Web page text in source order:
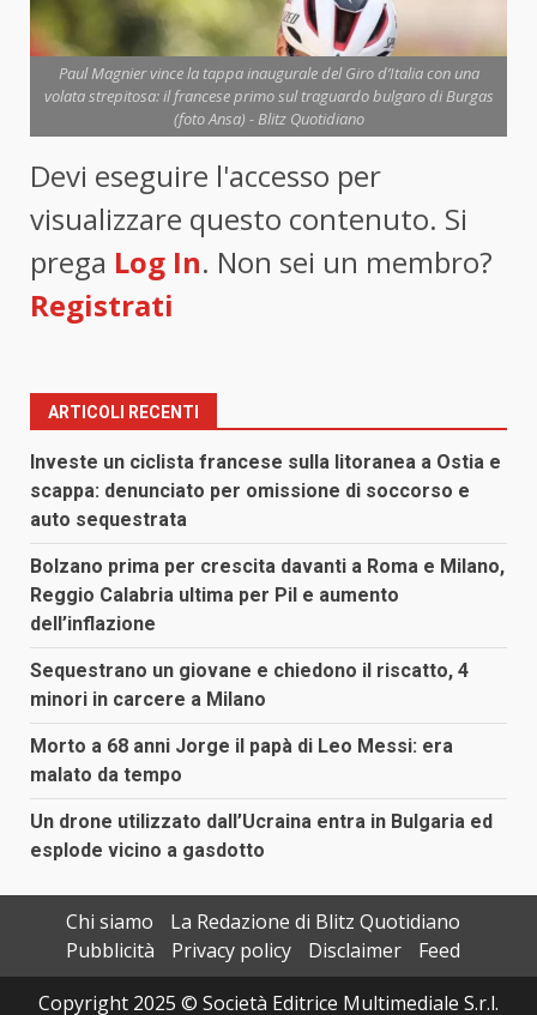
Paul Magnier vince la tappa inaugurale del Giro d’Italia con una
volata strepitosa: il francese primo sul traguardo bulgaro di Burgas
(foto Ansa) - Blitz Quotidiano
Devi eseguire l'accesso per
visualizzare questo contenuto. Si
prega Log In. Non sei un membro?
Registrati
ARTICOLI RECENTI
Investe un ciclista francese sulla litoranea a Ostia e
scappa: denunciato per omissione di soccorso e
auto sequestrata
Bolzano prima per crescita davanti a Roma e Milano,
Reggio Calabria ultima per Pil e aumento
dell’inflazione
Sequestrano un giovane e chiedono il riscatto, 4
minori in carcere a Milano
Morto a 68 anni Jorge il papà di Leo Messi: era
malato da tempo
Un drone utilizzato dall’Ucraina entra in Bulgaria ed
esplode vicino a gasdotto
Chi siamo
La Redazione di Blitz Quotidiano
Pubblicità
Privacy policy Disclaimer
Feed
Copyright 2025 © Società Editrice Multimediale S.r.l.